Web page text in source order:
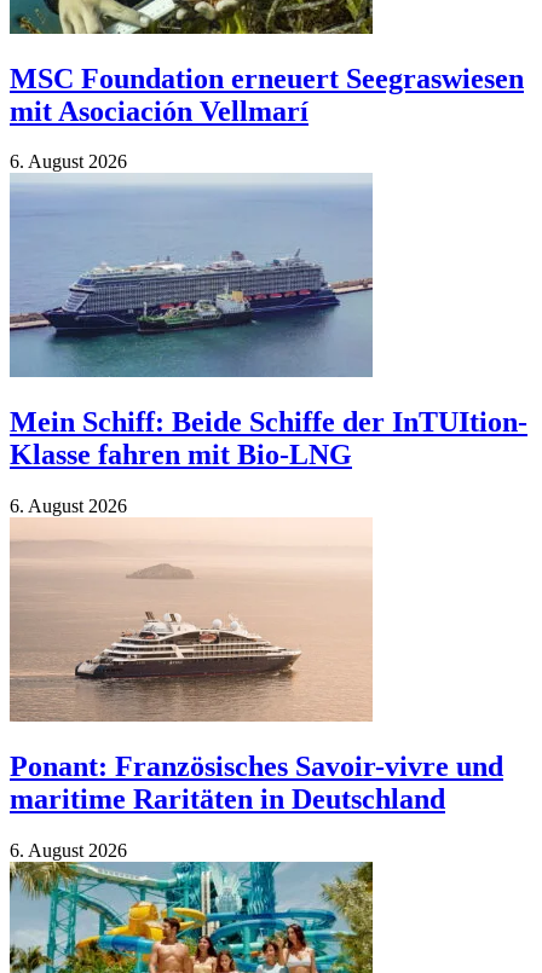
MSC Foundation erneuert Seegraswiesen
mit Asociación Vellmarí
6. Au­gust 2026
Mein Schiff: Beide Schiffe der InTUItion-
Klasse fahren mit Bio-LNG
6. Au­gust 2026
Ponant: Französisches Savoir-vivre und
maritime Raritäten in Deutschland
6. Au­gust 2026